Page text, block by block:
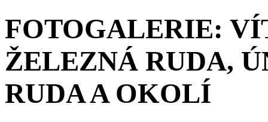
FOTOGALERIE:
ŽELEZNÁ RUDA,
RUDA A OKOLÍ